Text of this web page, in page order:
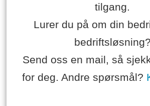
tilgang.
Lurer du på om din
bedriftsløsning?
Send oss en mail, så
for deg. Andre spørsmål?